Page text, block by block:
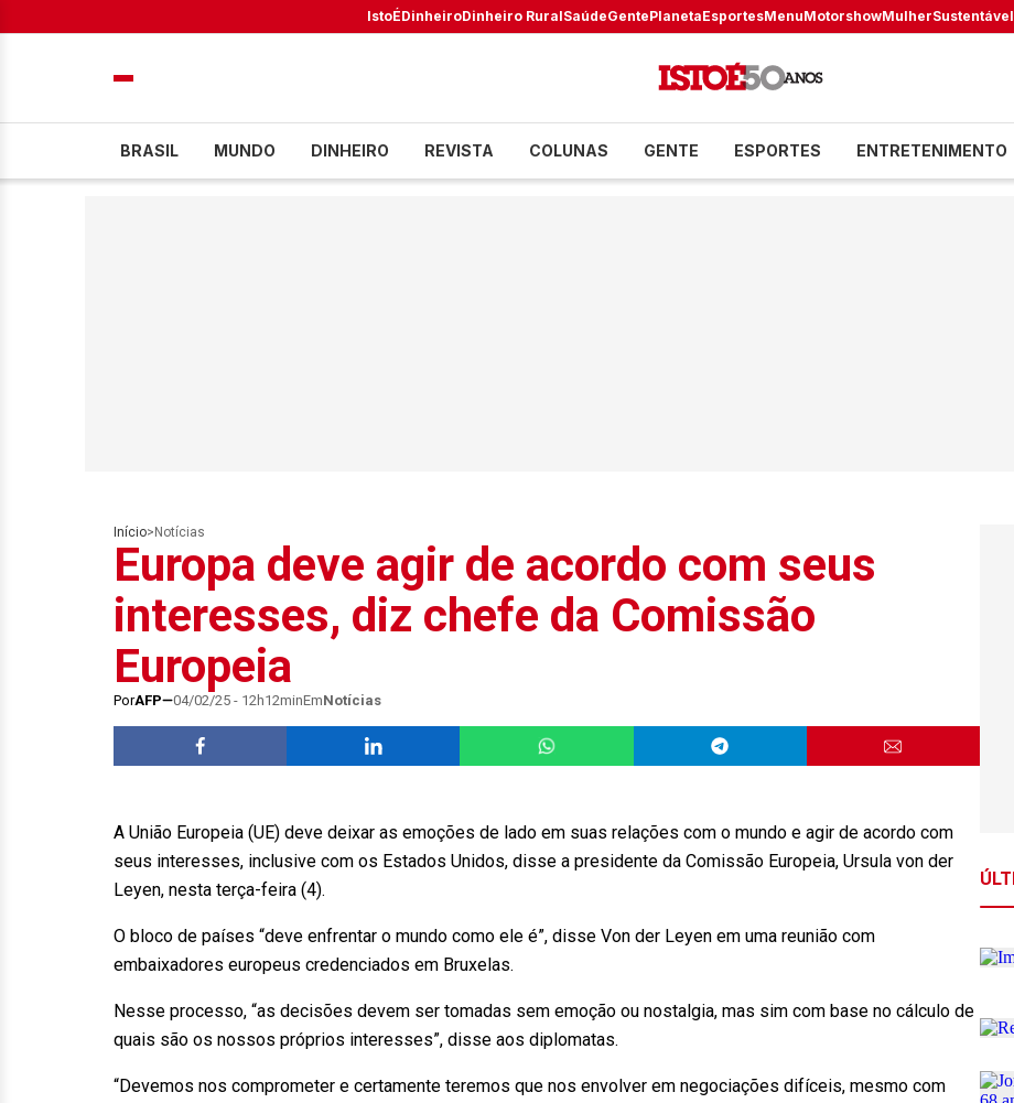
IstoÉDinheiroDinheiro RuralSaúdeGentePlanetaEsportesMenuMotorshowMulherSustentável
BRASIL MUNDO DINHEIRO REVISTA COLUNAS GENTE ESPORTES ENTRETENIMENTO
Início> Notícias
Europa deve agir de acordo com seus
interesses, diz chefe da Comissão
Europeia
PorAFP 04/02/25 - 12h12minEmNotícias
A União Europeia (UE) deve deixar as emoções de lado em suas relações com o mundo e agir de acordo com
seus interesses, inclusive com os Estados Unidos, disse a presidente da Comissão Europeia, Ursula von der
Leyen, nesta terça-feira (4).
O bloco de países “deve enfrentar o mundo como ele é”, disse Von der Leyen em uma reunião com
embaixadores europeus credenciados em Bruxelas.
Nesse processo, “as decisões devem ser tomadas sem emoção ou nostalgia, mas sim com base no cálculo de
quais são os nossos próprios interesses”, disse aos diplomatas.
“Devemos nos comprometer e certamente teremos que nos envolver em negociações difíceis, mesmo com